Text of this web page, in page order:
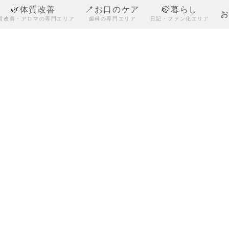
🌿体質改善
改善・アロマの専門エリア
🪥お口のケア
歯科の専門エリア
🍃暮らし
日記・ファン化エリア